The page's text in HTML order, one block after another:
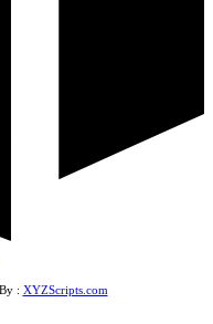
: XYZScripts.com